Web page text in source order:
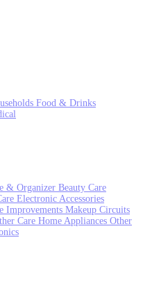
Food & Drinks
& Organizer Beauty Care
Electronic Accessories
Improvements Makeup Circuits
Care Home Appliances Other